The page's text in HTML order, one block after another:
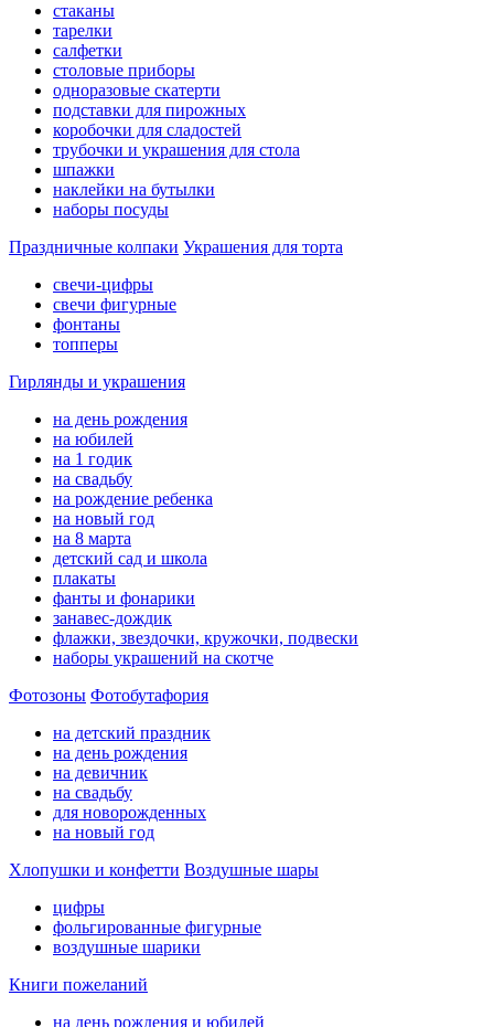
стаканы
тарелки
салфетки
столовые приборы
одноразовые скатерти
подставки для пирожных
коробочки для сладостей
трубочки и украшения для стола
шпажки
наклейки на бутылки
наборы посуды
Праздничные колпаки Украшения для торта
свечи-цифры
свечи фигурные
фонтаны
топперы
Гирлянды и украшения
на день рождения
на юбилей
на 1 годик
на свадьбу
на рождение ребенка
на новый год
на 8 марта
детский сад и школа
плакаты
фанты и фонарики
занавес-дождик
флажки, звездочки, кружочки, подвески
наборы украшений на скотче
Фотозоны Фотобутафория
на детский праздник
на день рождения
на девичник
на свадьбу
для новорожденных
на новый год
Хлопушки и конфетти Воздушные шары
цифры
фольгированные фигурные
воздушные шарики
Книги пожеланий
на день рождения и юбилей